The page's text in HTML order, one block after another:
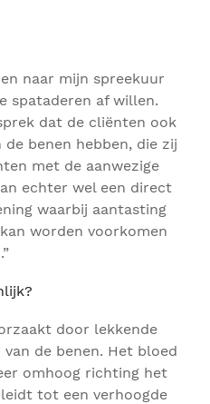
naar mijn spreekuur
spataderen af willen.
dat de cliënten ook
benen hebben, die zij
met de aanwezige
echter wel een direct
waarbij aantasting
worden voorkomen
door lekkende
de benen. Het bloed
omhoog richting het
tot een verhoogde